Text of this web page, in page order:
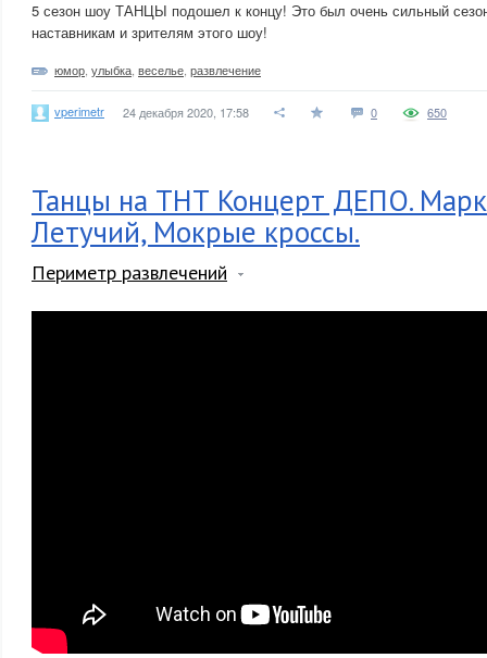
5 сезон шоу ТАНЦЫ подошел к концу! Это был очень сильный
наставникам и зрителям этого шоу!
юмор улыбка веселье развлечение
vperimetr 24 декабря 2020, 17:58 0 650
Танцы на ТНТ Концерт ДЕПО.
Летучий, Мокрые кроссы.
Периметр развлечений